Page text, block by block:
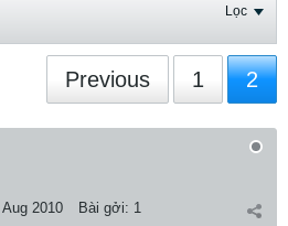
Lọc
Previous 1 2
Aug 2010 Bài gởi: 1